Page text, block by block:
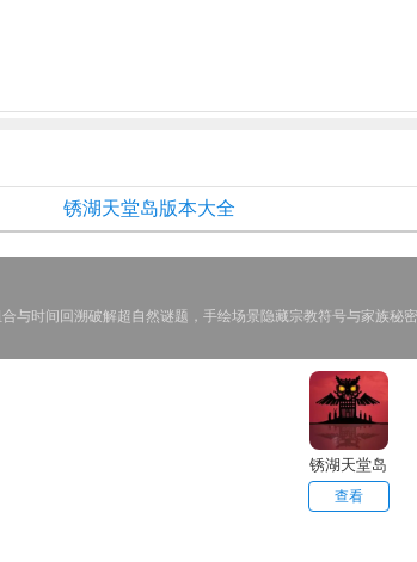
锈湖天堂岛版本大全
与时间回溯破解超自然谜题，手绘场景隐藏宗教符号与家族
锈湖天堂岛
查看